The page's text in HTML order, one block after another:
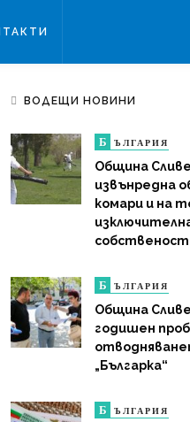
ВОДЕЩИ НОВИНИ
Б ЪЛГАРИЯ
Община
извънредна
комари и на
собственост
Б ЪЛГАРИЯ
Община
годишен
„Българка“
Б ЪЛГАРИЯ